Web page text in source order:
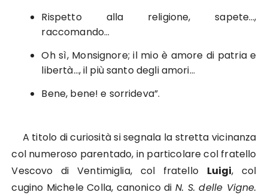
Rispetto alla religione, sapete…,
raccomando…
Oh sì, Monsignore; il mio è amore di patria e
libertà…, il più santo degli amori…
Bene, bene! e sorrideva”.
A titolo di curiosità si segnala la stretta vicinanza
col numeroso parentado, in particolare col fratello
Vescovo di Ventimiglia, col fratello Luigi, col
cugino Michele Colla, canonico di N. S. delle Vigne.